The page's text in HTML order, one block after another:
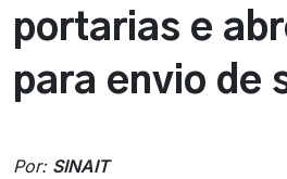
portarias e
para envio de
Por: SINAIT